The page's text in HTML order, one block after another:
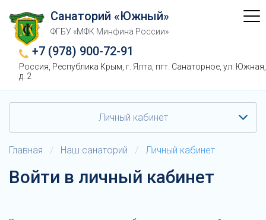
Санаторий «Южный»
ФГБУ «МФК Минфина России»
+7 (978) 900-72-91
Россия, Республика Крым, г. Ялта, пгт. Санаторное, ул. Южная,
д. 2
Личный кабинет
Главная / Наш санаторий / Личный кабинет
Войти в личный кабинет